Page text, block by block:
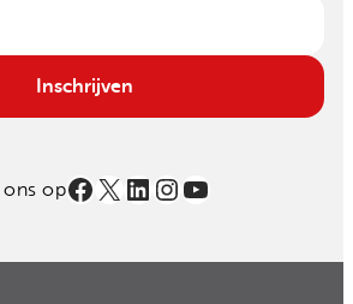
Inschrijven
ons opFacebook
X LinkedIn
Instagram
YouTube